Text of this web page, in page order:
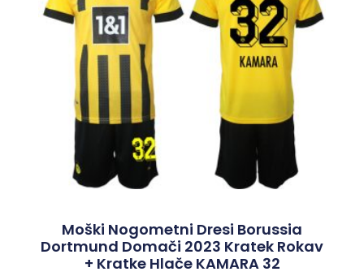
Moški Nogometni Dresi Borussia
Dortmund Domači 2023 Kratek Rokav
+ Kratke Hlače KAMARA 32